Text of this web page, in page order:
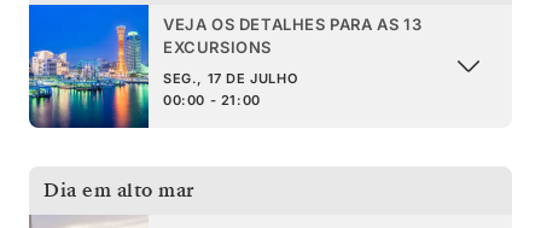
VEJA OS DETALHES PARA AS 13
EXCURSIONS
SEG., 17 DE JULHO
00:00 - 21:00
Dia em alto mar